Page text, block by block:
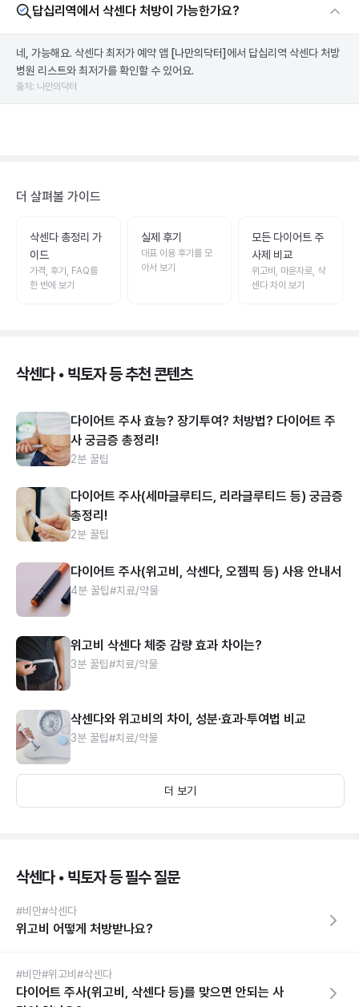
답십리역에서 삭센다 처방이 가능한가요?
네, 가능해요. 삭센다 최저가 예약 앱 [나만의닥터] 에서 답십리역 삭센다 처방
병원 리스트와 최저가를 확인할 수 있어요.
출처: 나만의닥터
더 살펴볼 가이드
삭센다 총정리 가
이드
가격, 후기, FAQ를
한 번에 보기
실제 후기
대표 이용 후기를 모
아서 보기
모든 다이어트 주
사제 비교
위고비, 마운자로, 삭
센다 차이 보기
삭센다 • 빅토자 등 추천 콘텐츠
다이어트 주사 효능? 장기투여? 처방법? 다이어트 주
사 궁금증 총정리!
2분 꿀팁
다이어트 주사(세마글루티드, 리라글루티드 등) 궁금증
총정리!
2분 꿀팁
다이어트 주사(위고비, 삭센다, 오젬픽 등) 사용 안내서
4분 꿀팁#치료/약물
위고비 삭센다 체중 감량 효과 차이는?
3분 꿀팁#치료/약물
삭센다와 위고비의 차이, 성분·효과·투여법 비교
3분 꿀팁#치료/약물
더 보기
삭센다 • 빅토자 등 필수 질문
#비만#삭센다
위고비 어떻게 처방받나요?
#비만#위고비 #삭센다
다이어트 주사(위고비, 삭센다 등)를 맞으면 안되는 사